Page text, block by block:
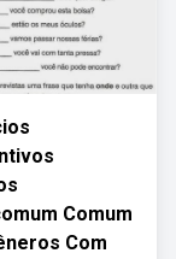
Comum
Com